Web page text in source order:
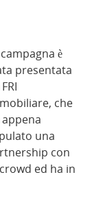
è
presentata
che
una
con
ed ha in